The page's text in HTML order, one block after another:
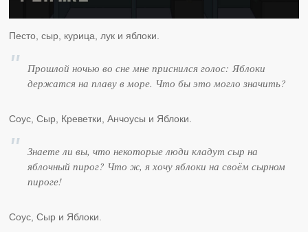
Песто, сыр, курица, лук и яблоки.
Прошлой ночью во сне мне приснился голос: Яблоки
держатся на плаву в море. Что бы это могло значить?
Соус, Сыр, Креветки, Анчоусы и Яблоки.
Знаете ли вы, что некоторые люди кладут сыр на
яблочный пирог? Что ж, я хочу яблоки на своём сырном
пироге!
Соус, Сыр и Яблоки.